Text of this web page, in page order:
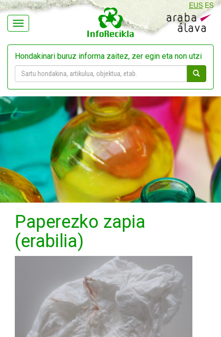
Navegación
EUS ES
Hondakinari buruz informa zaitez, zer egin eta non utzi
Paperezko zapia
(erabilia)